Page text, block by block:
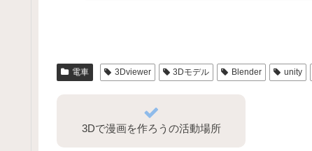
電車 3Dviewer 3Dモデル Blender unity
3Dで漫画を作ろうの活動場所